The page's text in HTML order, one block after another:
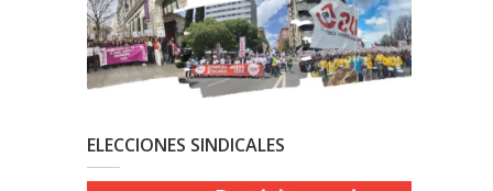
ELECCIONES SINDICALES